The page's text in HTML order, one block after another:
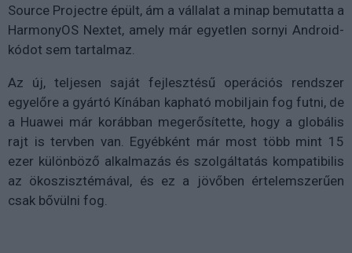
Source Projectre épült, ám a vállalat a minap bemutatta a
HarmonyOS Nextet, amely már egyetlen sornyi Android-
kódot sem tartalmaz.
Az új, teljesen saját fejlesztésű operációs rendszer
egyelőre a gyártó Kínában kapható mobiljain fog futni, de
a Huawei már korábban megerősítette, hogy a globális
rajt is tervben van. Egyébként már most több mint 15
ezer különböző alkalmazás és szolgáltatás kompatibilis
az ökoszisztémával, és ez a jövőben értelemszerűen
csak bővülni fog.